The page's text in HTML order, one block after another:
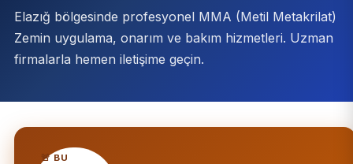
Elazığ bölgesinde profesyonel MMA (Metil Metakrilat)
Zemin uygulama, onarım ve bakım hizmetleri. Uzman
firmalarla hemen iletişime geçin.
🚨 BU